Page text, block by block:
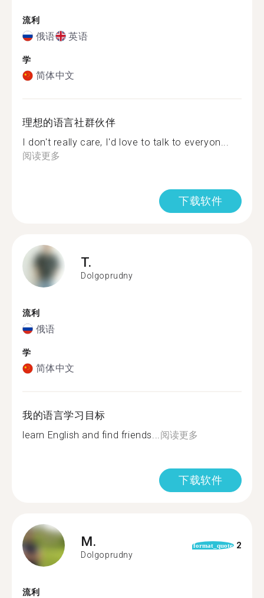
流利
俄语 英语
学
简体中文
理想的语言社群伙伴
I don't really care, I'd love to talk to everyon...
阅读更多
下载软件
T.
Dolgoprudny
流利
俄语
学
简体中文
我的语言学习目标
learn English and find friends...阅读更多
下载软件
M.
Dolgoprudny
format_quote 2
流利